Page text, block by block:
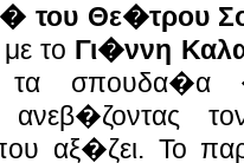
του Θε�τρου
το Γι�ννη
σπουδα�α
ανεβ�ζοντας
αξ�ζει. Το